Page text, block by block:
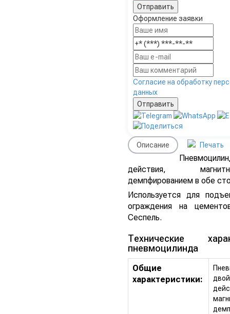
Оформление заявки
Согласие на обработку
данных
Описание Печать
действия,
демпфированием в обе
Используется для
ограждения на
Сеспель.
Технические
пневмоцилинда
Общие
характеристики: